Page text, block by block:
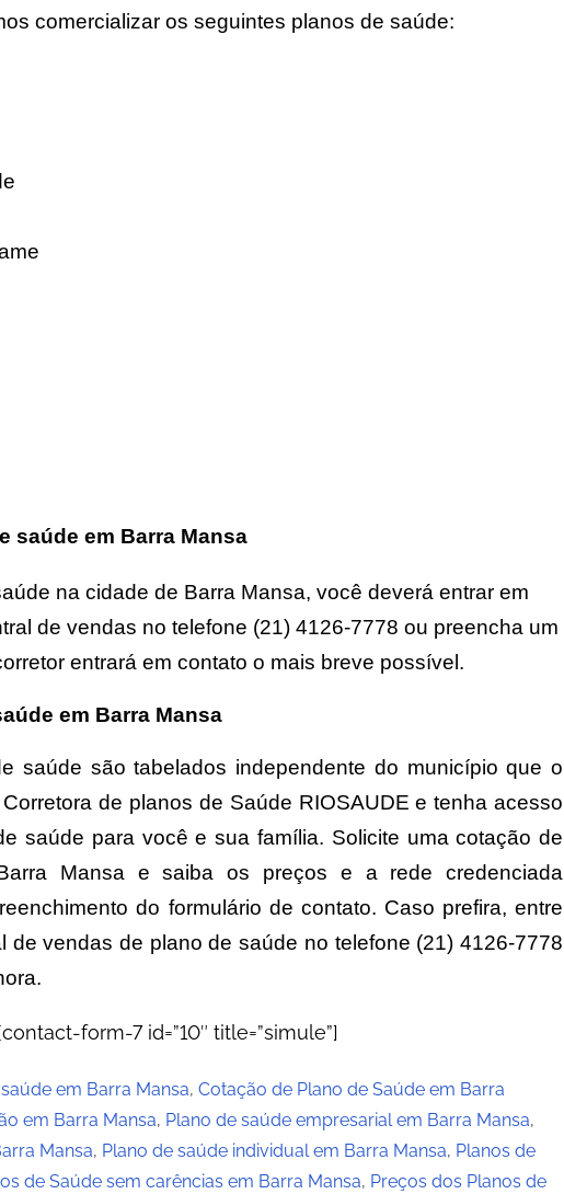
comercializar os seguintes planos de saúde:
saúde em Barra Mansa
na cidade de Barra Mansa, você deverá entrar em
de vendas no telefone (21) 4126-7778 ou preencha um
entrará em contato o mais breve possível.
em Barra Mansa
saúde são tabelados independente do município que o
de planos de Saúde RIOSAUDE e tenha acesso
saúde para você e sua família. Solicite uma cotação de
Mansa e saiba os preços e a rede credenciada
do formulário de contato. Caso prefira, entre
de vendas de plano de saúde no telefone (21) 4126-7778
form-7 id=”10″ title=”simule”]
em Barra Mansa, Cotação de Plano de Saúde em Barra
em Barra Mansa, Plano de saúde empresarial em Barra Mansa,
Mansa, Plano de saúde individual em Barra Mansa, Planos de
de Saúde sem carências em Barra Mansa, Preços dos Planos de